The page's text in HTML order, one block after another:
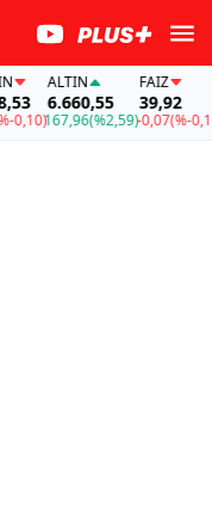
ALTIN
6.660,55
167,96(%2,59)
FAİZ
39,92
-0,07(%-0,17)